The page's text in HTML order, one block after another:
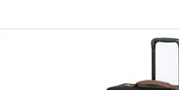
ふくさ・風呂敷
宮殿・厨子・須弥壇